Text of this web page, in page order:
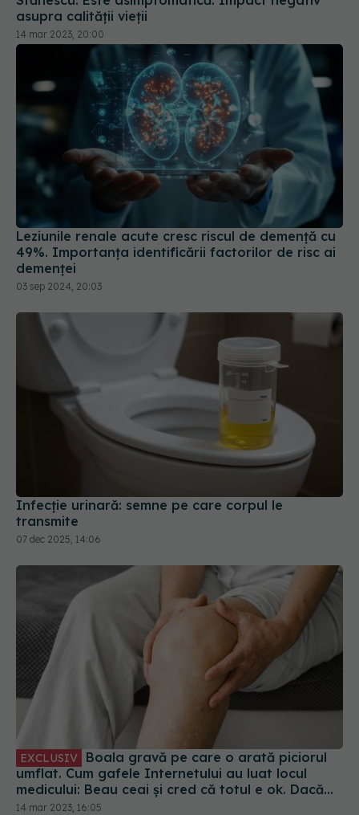
asupra calității vieții
14 mar 2023, 20:00
Leziunile renale acute cresc riscul de demență cu
49%. Importanța identificării factorilor de risc ai
demenței
03 sep 2024, 20:03
Infecție urinară: semne pe care corpul le
transmite
07 dec 2025, 14:06
EXCLUSIV
umflat. Cum gafele Internetului au luat locul
medicului: Beau ceai și cred că totul e ok. Dacă
nu-i doare, de ce să se alerteze
14 mar 2023, 16:05